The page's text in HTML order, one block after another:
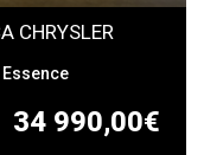
CHRYSLER
34 990,00€
Essence